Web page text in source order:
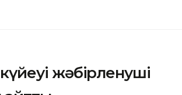
жәбірленуші